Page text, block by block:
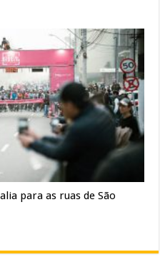
para as ruas de São